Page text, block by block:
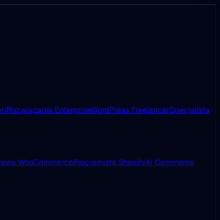
Rozwiązania EnterpriseWordPress FreelancerSpecjalista
WooCommerceProgramista ShopifyAI Commerce